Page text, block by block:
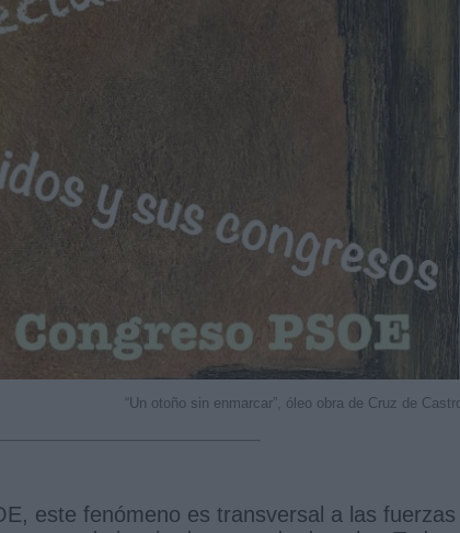
“Un otoño sin enmarcar”, óleo obra de Cruz de
este fenómeno es transversal a las fuerzas